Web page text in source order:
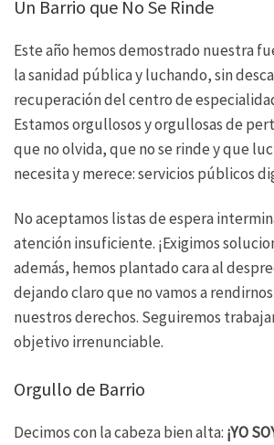
Un Barrio que No Se Rinde
Este año hemos demostrado nuestra
la sanidad pública y luchando, sin
recuperación del centro de
Estamos orgullosos y orgullosas de
que no olvida, que no se rinde y que
necesita y merece: servicios públicos
No aceptamos listas de espera
atención insuficiente. ¡Exigimos
además, hemos plantado cara al
dejando claro que no vamos a
nuestros derechos. Seguiremos
objetivo irrenunciable.
Orgullo de Barrio
Decimos con la cabeza bien alta: ¡YO